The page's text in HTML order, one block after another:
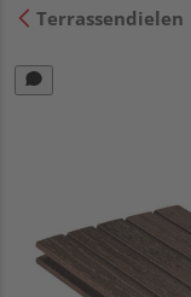
Terrassendielen